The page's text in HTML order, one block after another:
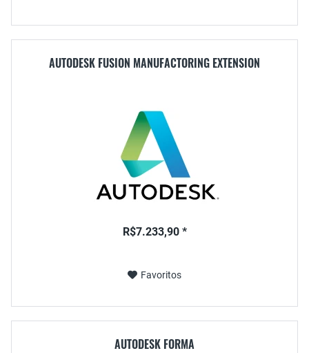
AUTODESK FUSION MANUFACTORING EXTENSION
R$7.233,90 *
Favoritos
AUTODESK FORMA